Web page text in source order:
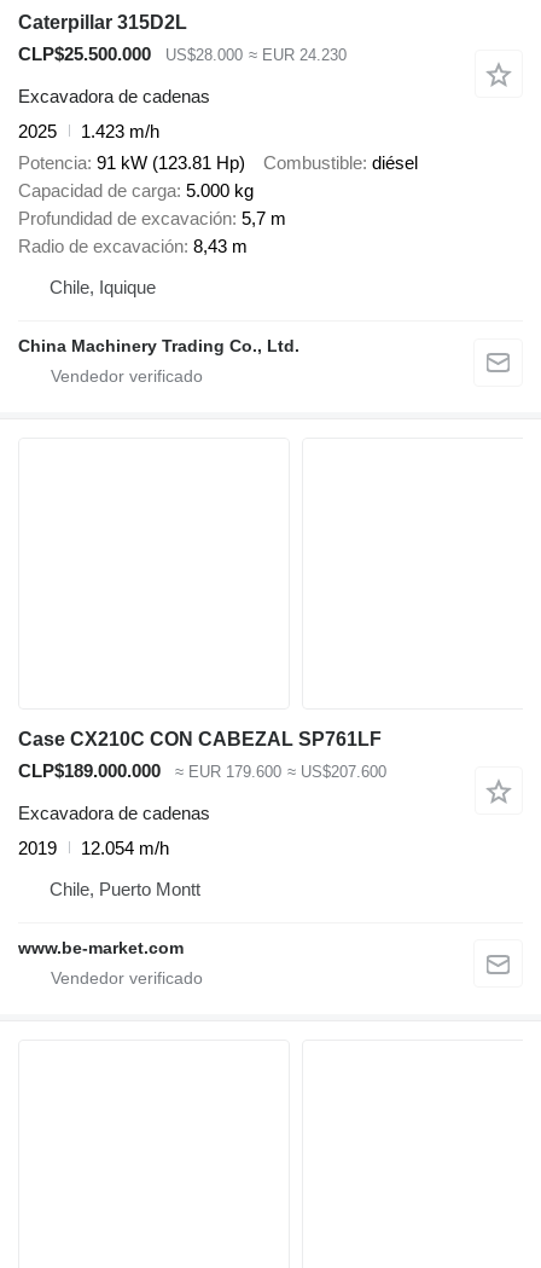
Caterpillar 315D2L
CLP$25.500.000
US$28.000 ≈ EUR 24.230
Excavadora de cadenas
2025
1.423 m/h
Potencia 91 kW (123.81 Hp) Combustible diésel
Capacidad de carga 5.000 kg
Profundidad de excavación 5,7 m
Radio de excavación 8,43 m
Chile, Iquique
China Machinery Trading Co., Ltd.
Case CX210C CON CABEZAL SP761LF
CLP$189.000.000
≈ EUR 179.600 ≈ US$207.600
Excavadora de cadenas
2019
12.054 m/h
Chile, Puerto Montt
www.be-market.com